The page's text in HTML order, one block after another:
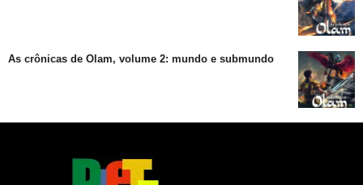
As crônicas de Olam, volume 2: mundo e submundo